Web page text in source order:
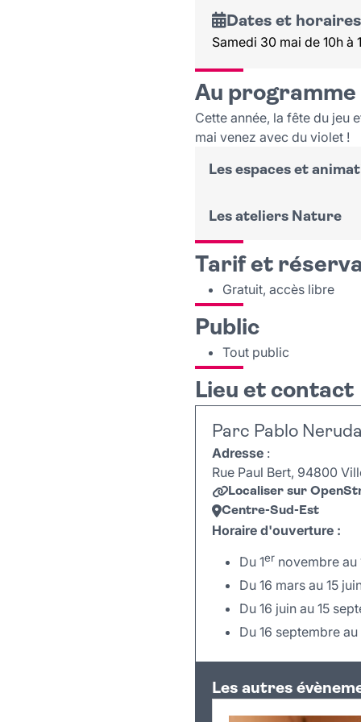
Dates et horaires
Samedi 30 mai de 10h à
Au programme
Cette année, la fête du jeu
mai venez avec du violet !
Les espaces et
Petite enfance
A 10h30 :Les P’tits
Patouille,
la patouille.
Jeux symboliques et de
Espace dinette
Jeux de
Animation pour les
Séances de 10
Quizz nature, parcours
Quiz sur le thème
Relais “parcours du
Défis sportifs :
Avec le service
Les ateliers Nature
Suite à l"annulation de la
A partir de 15h30 :
Animations nature
Stand de la Régie
Sensibilisation au
Spectacle de magie
Tarif et
Gratuit, accès libre
Public
Tout public
Lieu et contact
Parc Pablo Neruda
Adresse :
Rue Paul Bert, 94800
Localiser sur
Centre-Sud-Est
Horaire d'ouverture :
Du 1er novembre au
Du 16 mars au 15
Du 16 juin au 15
Du 16 septembre
+
−
Les autres